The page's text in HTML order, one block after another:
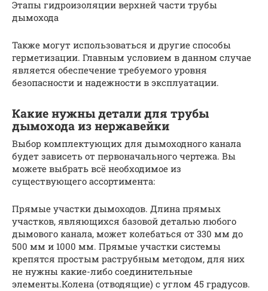
Этапы гидроизоляции верхней части трубы
дымохода
Также могут использоваться и другие способы
герметизации. Главным условием в данном случае
является обеспечение требуемого уровня
безопасности и надежности в эксплуатации.
Какие нужны детали для трубы
дымохода из нержавейки
Выбор комплектующих для дымоходного канала
будет зависеть от первоначального чертежа. Вы
можете выбрать всё необходимое из
существующего ассортимента:
Прямые участки дымоходов. Длина прямых
участков, являющихся базовой деталью любого
дымового канала, может колебаться от 330 мм до
500 мм и 1000 мм. Прямые участки системы
крепятся простым раструбным методом, для них
не нужны какие-либо соединительные
элементы.Колена (отводящие) с углом 45 градусов.